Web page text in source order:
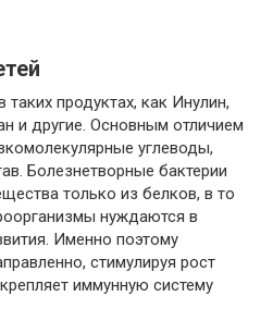
продуктах, как Инулин,
и другие. Основным отличием
углеводы,
Болезнетворные бактерии
только из белков, в то
нуждаются в
Именно поэтому
стимулируя рост
иммунную систему